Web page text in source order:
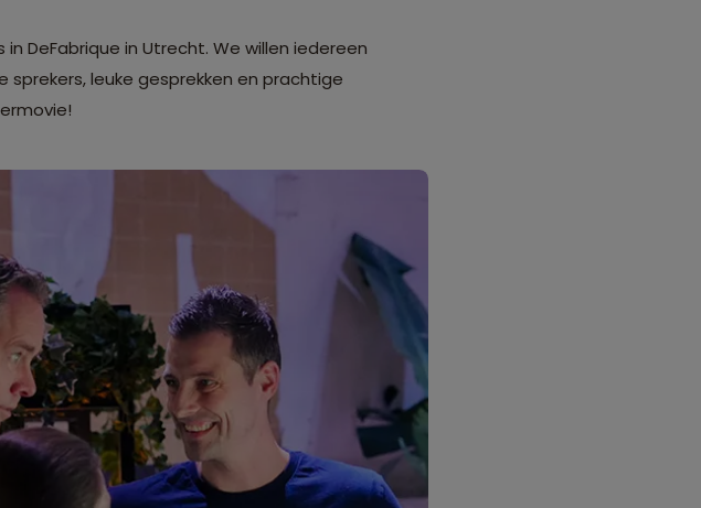
DeFabrique in Utrecht. We willen iedereen
leuke gesprekken en prachtige